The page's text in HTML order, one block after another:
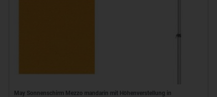
May Sonnenschirm Mezzo mandarin mit Höhenverstellung in